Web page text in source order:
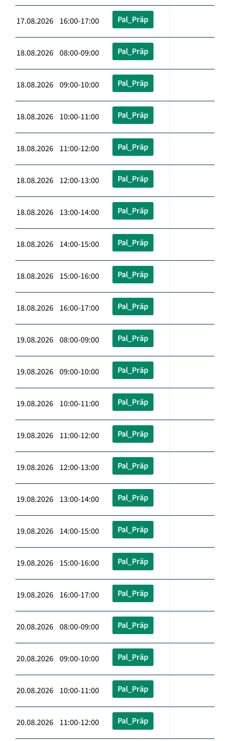
17.08.2026 16:00-17:00 Pal_Präp
18.08.2026 08:00-09:00 Pal_Präp
18.08.2026 09:00-10:00 Pal_Präp
18.08.2026 10:00-11:00 Pal_Präp
18.08.2026 11:00-12:00 Pal_Präp
18.08.2026 12:00-13:00 Pal_Präp
18.08.2026 13:00-14:00 Pal_Präp
18.08.2026 14:00-15:00 Pal_Präp
18.08.2026 15:00-16:00 Pal_Präp
18.08.2026 16:00-17:00 Pal_Präp
19.08.2026 08:00-09:00 Pal_Präp
19.08.2026 09:00-10:00 Pal_Präp
19.08.2026 10:00-11:00 Pal_Präp
19.08.2026 11:00-12:00 Pal_Präp
19.08.2026 12:00-13:00 Pal_Präp
19.08.2026 13:00-14:00 Pal_Präp
19.08.2026 14:00-15:00 Pal_Präp
19.08.2026 15:00-16:00 Pal_Präp
19.08.2026 16:00-17:00 Pal_Präp
20.08.2026 08:00-09:00 Pal_Präp
20.08.2026 09:00-10:00 Pal_Präp
20.08.2026 10:00-11:00 Pal_Präp
20.08.2026 11:00-12:00 Pal_Präp